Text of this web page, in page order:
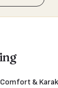
Comfort &